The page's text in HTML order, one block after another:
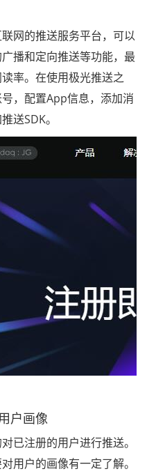
网的推送服务平台，可以
播和定向推送等功能，最
率。在使用极光推送之
，配置App信息，添加消
送SDK。
户画像
注册的用户进行推送。
用户的画像有一定了解。